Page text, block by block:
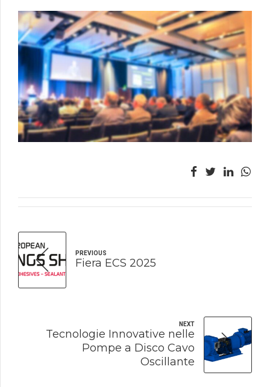
PREVIOUS
Fiera ECS 2025
NEXT
Tecnologie Innovative nelle
Pompe a Disco Cavo
Oscillante